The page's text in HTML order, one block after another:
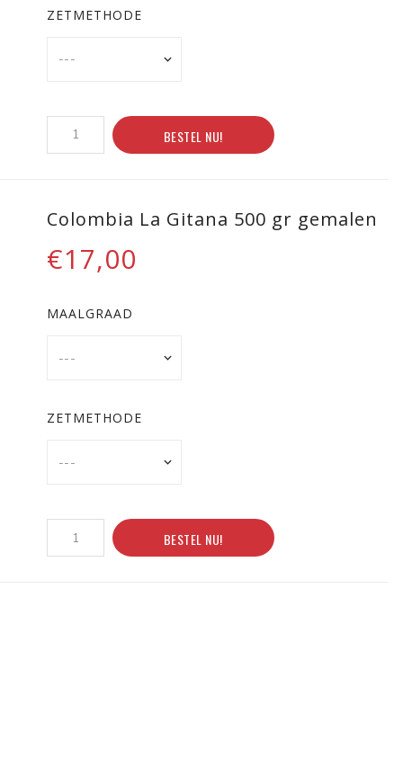
ZETMETHODE
BESTEL NU!
Colombia La Gitana 500 gr gemalen
€17,00
MAALGRAAD
ZETMETHODE
BESTEL NU!